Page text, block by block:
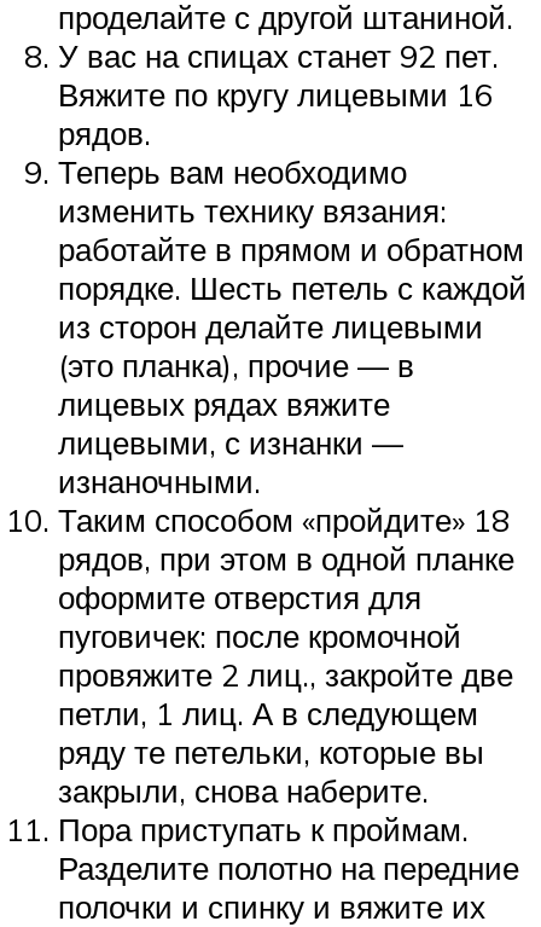
проделайте с другой штаниной.
У вас на спицах станет 92 пет.
Вяжите по кругу лицевыми 16
рядов.
Теперь вам необходимо
изменить технику вязания:
работайте в прямом и обратном
порядке. Шесть петель с каждой
из сторон делайте лицевыми
(это планка), прочие — в
лицевых рядах вяжите
лицевыми, с изнанки —
изнаночными.
Таким способом «пройдите» 18
рядов, при этом в одной планке
оформите отверстия для
пуговичек: после кромочной
провяжите 2 лиц., закройте две
петли, 1 лиц. А в следующем
ряду те петельки, которые вы
закрыли, снова наберите.
Пора приступать к проймам.
Разделите полотно на передние
полочки и спинку и вяжите их